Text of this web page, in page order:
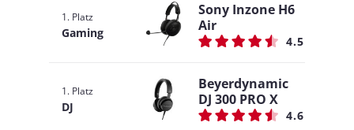
1. Platz
Gaming
Sony Inzone H6
Air
4.5
1. Platz
DJ
Beyerdynamic
DJ 300 PRO X
4.6